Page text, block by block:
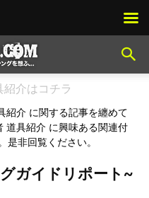
介はコチラ
紹介 に関する記事を纏めて
道具紹介 に興味ある関連付
是非回覧ください。
ガイドリポート~